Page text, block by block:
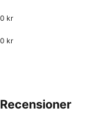
0 kr
0 kr
Recensioner